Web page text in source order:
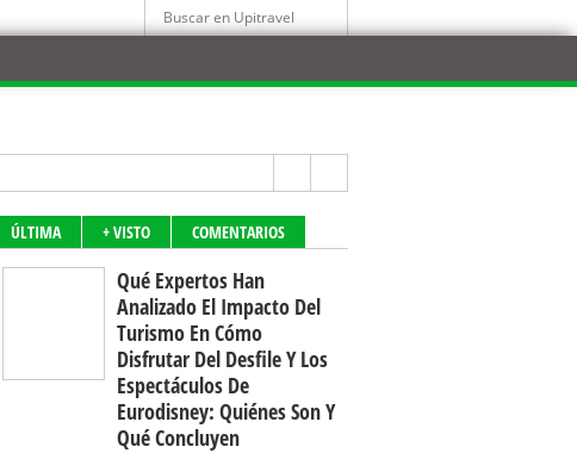
ÚLTIMA + VISTO COMENTARIOS
Qué Expertos Han
Analizado El Impacto Del
Turismo En Cómo
Disfrutar Del Desfile Y Los
Espectáculos De
Eurodisney: Quiénes Son Y
Qué Concluyen